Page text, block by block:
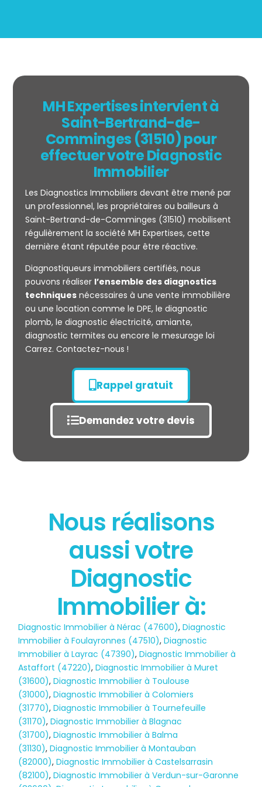
Mesurage
CARREZ
État des risques
POLLUTION
MH Expertises intervient à
Saint-Bertrand-de-
Comminges (31510) pour
effectuer votre Diagnostic
Immobilier
Les Diagnostics Immobiliers devant être mené par
un professionnel, les propriétaires ou bailleurs à
Saint-Bertrand-de-Comminges (31510) mobilisent
régulièrement la société MH Expertises, cette
dernière étant réputée pour être réactive.
Diagnostiqueurs immobiliers certifiés, nous
pouvons réaliser l’ensemble des diagnostics
techniquesnécessaires à une vente immobilière
ou une location comme le DPE, le diagnostic
plomb, le diagnostic électricité, amiante,
diagnostic termites ou encore le mesurage loi
Carrez. Contactez-nous !
Rappel gratuit
Demandez votre devis
Nous réalisons
aussi votre
Diagnostic
Immobilier à:
Diagnostic Immobilier à Nérac (47600),Diagnostic
Immobilier à Foulayronnes (47510),Diagnostic
Immobilier à Layrac (47390),Diagnostic Immobilier à
Astaffort (47220),Diagnostic Immobilier à Muret
(31600),Diagnostic Immobilier à Toulouse
(31000),Diagnostic Immobilier à Colomiers
(31770),Diagnostic Immobilier à Tournefeuille
(31170),Diagnostic Immobilier à Blagnac
(31700),Diagnostic Immobilier à Balma
(31130),Diagnostic Immobilier à Montauban
(82000),Diagnostic Immobilier à Castelsarrasin
(82100),Diagnostic Immobilier à Verdun-sur-Garonne